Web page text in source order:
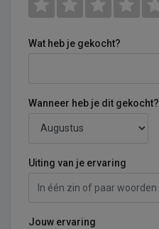
Wat heb je gekocht?
Wanneer heb je dit gekocht?
Uiting van je ervaring
Jouw ervaring